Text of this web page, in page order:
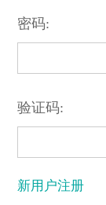
密码:
验证码:
新用户注册